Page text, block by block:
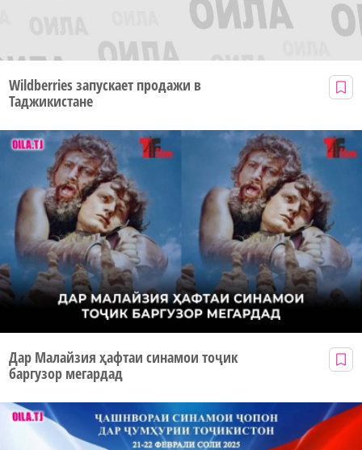
Wildberries запускает продажи в
Таджикистане
Дар Малайзия ҳафтаи синамои тоҷик
баргузор мегардад